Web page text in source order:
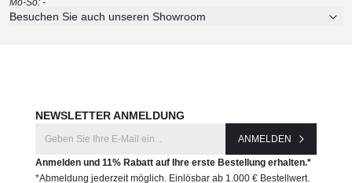
Mo-So: -
Besuchen Sie auch unseren Showroom
NEWSLETTER ANMELDUNG
ANMELDEN
Anmelden und 11% Rabatt auf Ihre erste Bestellung erhalten.*
*Abmeldung jederzeit möglich. Einlösbar ab 1.000 € Bestellwert.